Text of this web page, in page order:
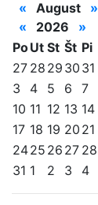
« August
»
«
2026
»
PoUt St Št Pi
27 28 29 30 31
3
4 5 6 7
10 11 12 13 14
17 18 19 20 21
2425 26 27 28
31 1 2 3 4